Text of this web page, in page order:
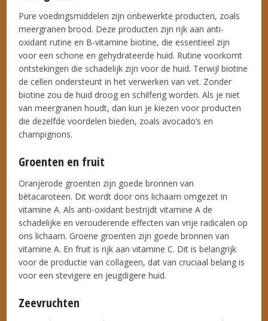
Pure voedingsmiddelen zijn onbewerkte producten, zoals
meergranen brood. Deze producten zijn rijk aan anti-
oxidant rutine en B-vitamine biotine, die essentieel zijn
voor een schone en gehydrateerde huid. Rutine voorkomt
ontstekingen die schadelijk zijn voor de huid. Terwijl biotine
de cellen ondersteunt in het verwerken van vet. Zonder
biotine zou de huid droog en schilferig worden. Als je niet
van meergranen houdt, dan kun je kiezen voor producten
die dezelfde voordelen bieden, zoals avocado’s en
champignons.
Groenten en fruit
Oranjerode groenten zijn goede bronnen van
bètacaroteen. Dit wordt door ons lichaam omgezet in
vitamine A. Als anti-oxidant bestrijdt vitamine A de
schadelijke en verouderende effecten van vrije radicalen op
ons lichaam. Groene groenten zijn goede bronnen van
vitamine A. En fruit is rijk aan vitamine C. Dit is belangrijk
voor de productie van collageen, dat van cruciaal belang is
voor een stevigere en jeugdigere huid.
Zeevruchten